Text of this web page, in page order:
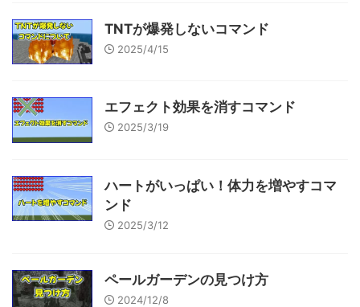
TNTが爆発しないコマンド
2025/4/15
エフェクト効果を消すコマンド
2025/3/19
ハートがいっぱい！体力を増やすコマ
ンド
2025/3/12
ペールガーデンの見つけ方
2024/12/8